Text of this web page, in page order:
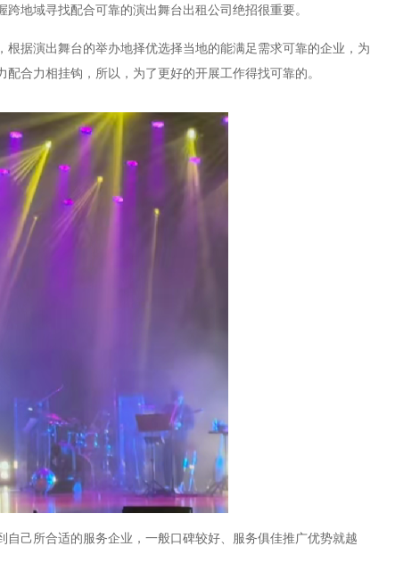
跨地域寻找配合可靠的演出舞台出租公司绝招很重要。
据演出舞台的举办地择优选择当地的能满足需求可靠的企业，为
合力相挂钩，所以，为了更好的开展工作得找可靠的。
己所合适的服务企业，一般口碑较好、服务俱佳推广优势就越